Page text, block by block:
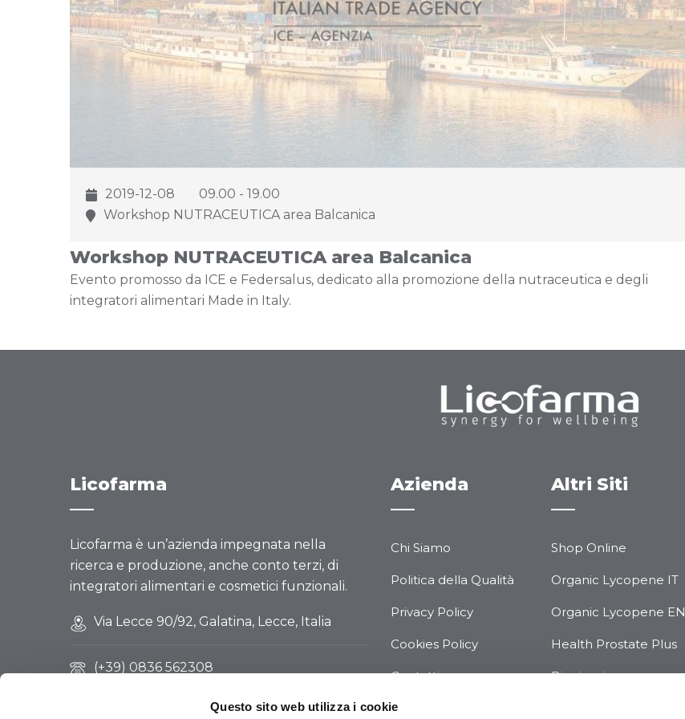
Questo sito web utilizza i cookie
2019-12-08
09.00 - 19.00
Workshop NUTRACEUTICA area Balcanica
Workshop NUTRACEUTICA area Balcanica
Evento promosso da ICE e Federsalus, dedicato alla promozione della nutraceutica e degli
integratori alimentari Made in Italy.
Licofarma
Licofarma è un’azienda impegnata nella
ricerca e produzione, anche conto terzi, di
integratori alimentari e cosmetici funzionali.
Via Lecce 90/92, Galatina, Lecce, Italia
(+39) 0836 562308
(+39) 328 912 2367
Azienda
Chi Siamo
Politica della Qualità
Privacy Policy
Cookies Policy
Contatti
Condizioni Generali di
Altri Siti
Shop Online
Organic Lycopene IT
Organic Lycopene EN
Health Prostate Plus
Bioniporine